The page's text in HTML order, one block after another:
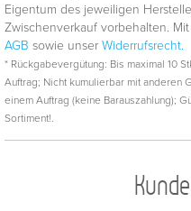
Eigentum des jeweiligen
Zwischenverkauf vorbehalten.
AGB sowie unser Widerrufsrecht.
* Rückgabevergütung: Bis maximal 10
Auftrag; Nicht kumulierbar mit anderen
einem Auftrag (keine Barauszahlung);
Sortiment!.